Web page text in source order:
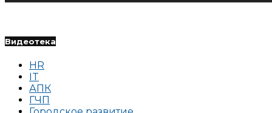
Видеотека
HR
IT
АПК
ГЧП